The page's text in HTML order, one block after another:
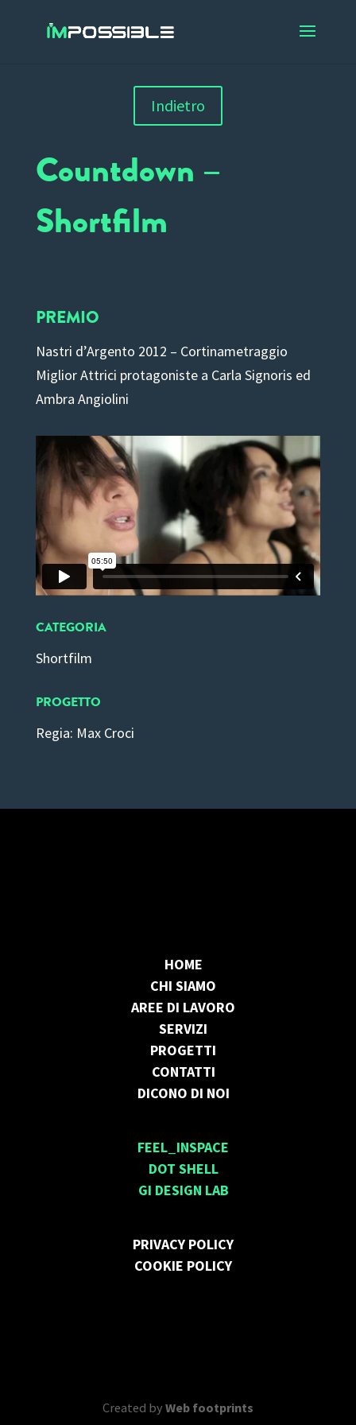
Indietro
Countdown –
Shortfilm
PREMIO
Nastri d’Argento 2012 – Cortinametraggio
Miglior Attrici protagoniste a Carla Signoris ed
Ambra Angiolini
CATEGORIA
Shortfilm
PROGETTO
Regia: Max Croci
HOME
CHI SIAMO
AREE DI LAVORO
SERVIZI
PROGETTI
CONTATTI
DICONO DI NOI
FEEL_INSPACE
DOT SHELL
GI DESIGN LAB
PRIVACY POLICY
COOKIE POLICY
Created by Web footprints